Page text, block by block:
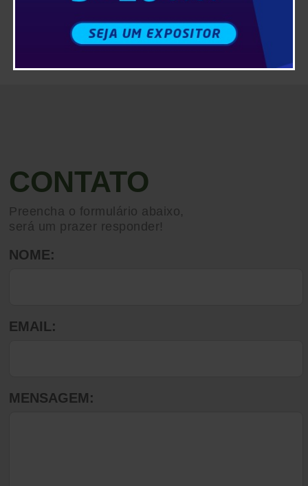
CONTATO
Preencha o formulário abaixo,
será um prazer responder!
NOME:
EMAIL:
MENSAGEM: